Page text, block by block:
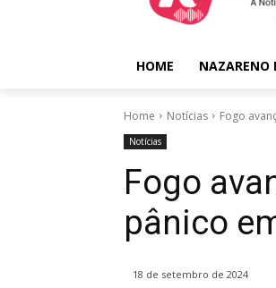
HOME NAZARENO
Home Notícias Fogo
Notícias
Fogo
pânico
18 de setembro de 2024